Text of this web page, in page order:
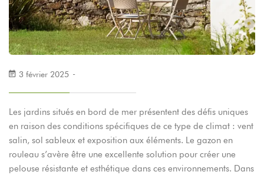
3 février 2025
Les jardins situés en bord de mer présentent des défis uniques
en raison des conditions spécifiques de ce type de climat : vent
salin, sol sableux et exposition aux éléments. Le gazon en
rouleau s’avère être une excellente solution pour créer une
pelouse résistante et esthétique dans ces environnements. Dans